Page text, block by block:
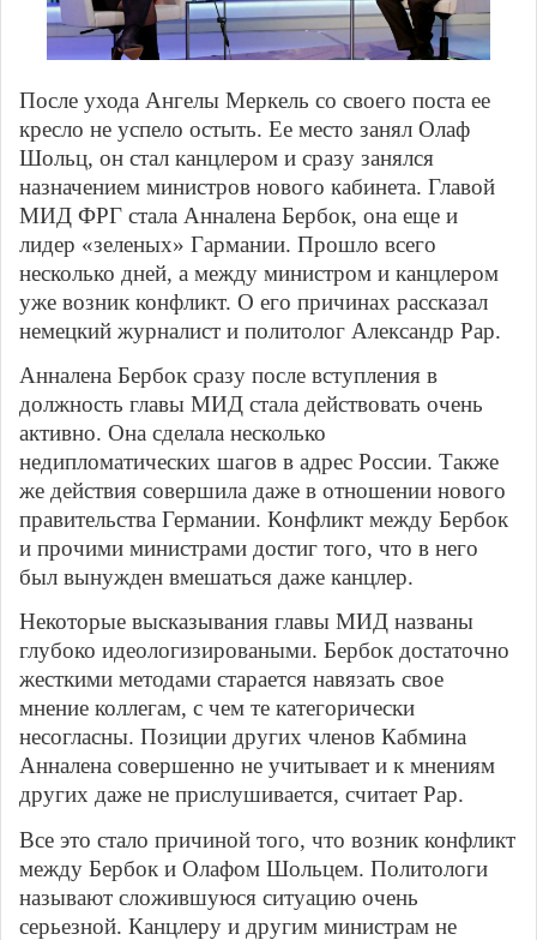
После ухода Ангелы Меркель со своего поста ее
кресло не успело остыть. Ее место занял Олаф
Шольц, он стал канцлером и сразу занялся
назначением министров нового кабинета. Главой
МИД ФРГ стала Анналена Бербок, она еще и
лидер «зеленых» Гармании. Прошло всего
несколько дней, а между министром и канцлером
уже возник конфликт. О его причинах рассказал
немецкий журналист и политолог Александр Рар.
Анналена Бербок сразу после вступления в
должность главы МИД стала действовать очень
активно. Она сделала несколько
недипломатических шагов в адрес России. Также
же действия совершила даже в отношении нового
правительства Германии. Конфликт между Бербок
и прочими министрами достиг того, что в него
был вынужден вмешаться даже канцлер.
Некоторые высказывания главы МИД названы
глубоко идеологизироваными. Бербок достаточно
жесткими методами старается навязать свое
мнение коллегам, с чем те категорически
несогласны. Позиции других членов Кабмина
Анналена совершенно не учитывает и к мнениям
других даже не прислушивается, считает Рар.
Все это стало причиной того, что возник конфликт
между Бербок и Олафом Шольцем. Политологи
называют сложившуюся ситуацию очень
серьезной. Канцлеру и другим министрам не